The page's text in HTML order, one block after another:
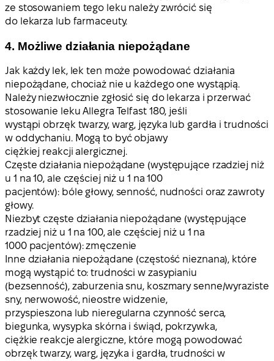
ze stosowaniem tego leku należy zwrócić się
do lekarza lub farmaceuty.
4. Możliwe działania niepożądane
Jak każdy lek, lek ten może powodować działania
niepożądane, chociaż nie u każdego one wystąpią.
Należy niezwłocznie zgłosić się do lekarza i przerwać
stosowanie leku Allegra Telfast 180, jeśli
wystąpi obrzęk twarzy, warg, języka lub gardła i trudności
w oddychaniu. Mogą to być objawy
ciężkiej reakcji alergicznej.
Częste działania niepożądane (występujące rzadziej niż
u 1 na 10, ale częściej niż u 1 na 100
pacjentów): bóle głowy, senność, nudności oraz zawroty
głowy.
Niezbyt częste działania niepożądane (występujące
rzadziej niż u 1 na 100, ale częściej niż u 1 na
1000 pacjentów): zmęczenie
Inne działania niepożądane (częstość nieznana), które
mogą wystąpić to: trudności w zasypianiu
(bezsenność), zaburzenia snu, koszmary senne/wyraziste
sny, nerwowość, nieostre widzenie,
przyspieszona lub nieregularna czynność serca,
biegunka, wysypka skórna i świąd, pokrzywka,
ciężkie reakcje alergiczne, które mogą powodować
obrzęk twarzy, warg, języka i gardła, trudności w